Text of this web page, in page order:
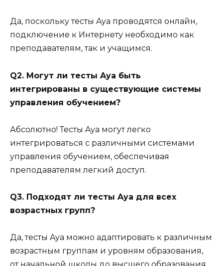
Да, поскольку тесты Aya проводятся онлайн,
подключение к Интернету необходимо как
преподавателям, так и учащимся.
Q2. Могут ли тесты Aya быть
интегрированы в существующие системы
управления обучением?
Абсолютно! Тесты Aya могут легко
интегрироваться с различными системами
управления обучением, обеспечивая
преподавателям легкий доступ.
Q3. Подходят ли тесты Aya для всех
возрастных групп?
Да, тесты Aya можно адаптировать к различным
возрастным группам и уровням образования,